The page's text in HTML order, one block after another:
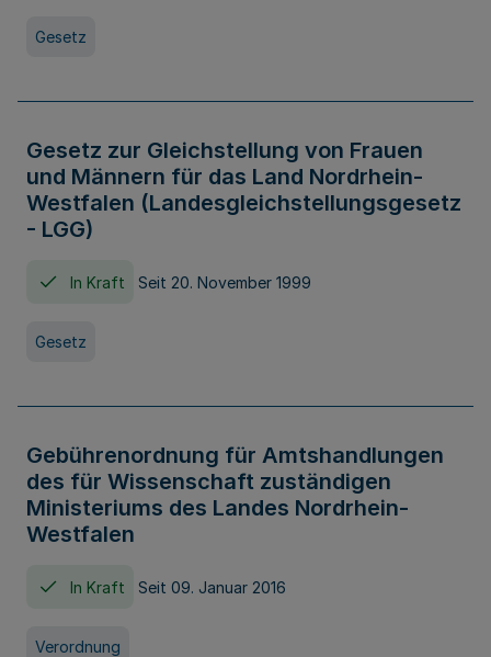
Gesetz
Gesetz zur Gleichstellung von Frauen
und Männern für das Land Nordrhein-
Westfalen (Landesgleichstellungsgesetz
- LGG)
In Kraft Seit 20. November 1999
Gesetz
Gebührenordnung für Amtshandlungen
des für Wissenschaft zuständigen
Ministeriums des Landes Nordrhein-
Westfalen
In Kraft Seit 09. Januar 2016
Verordnung